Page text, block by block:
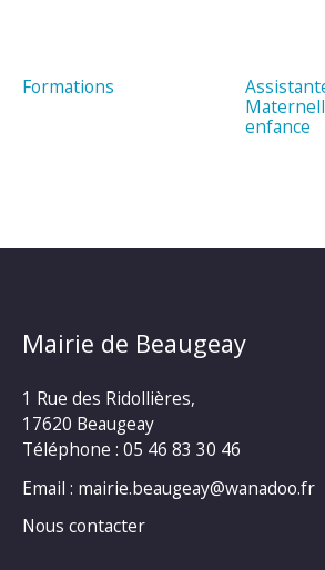
Formations
enfance
Mairie de Beaugeay
1 Rue des Ridollières,
17620 Beaugeay
Téléphone : 05 46 83 30 46
Email : mairie.beaugeay@wanadoo.fr
Nous contacter